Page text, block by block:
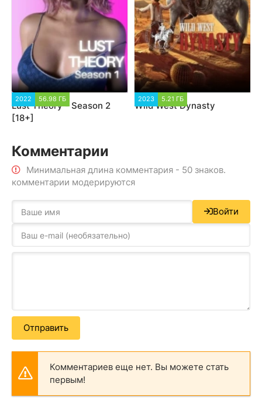
2022 56.98 ГБ
Lust Theory - Season 2
[18+]
2023 5.21 ГБ
Wild West Dynasty
Комментарии
Минимальная длина комментария - 50 знаков.
комментарии модерируются
Войти
Отправить
Комментариев еще нет. Вы можете стать
первым!